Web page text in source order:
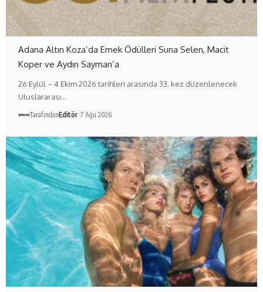
Adana Altın Koza’da Emek Ödülleri Suna Selen, Macit
Koper ve Aydın Sayman’a
26 Eylül – 4 Ekim 2026 tarihleri arasında 33. kez düzenlenecek
Uluslararası…
TarafındanEditör 7 Ağu 2026